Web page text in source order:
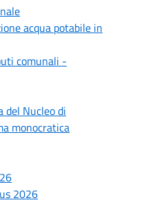
acqua potabile in
comunali -
del Nucleo di
monocratica
2026